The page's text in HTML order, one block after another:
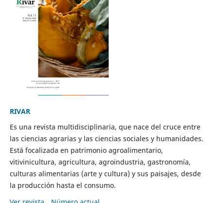
RIVAR
Es una revista multidisciplinaria, que nace del cruce entre
las ciencias agrarias y las ciencias sociales y humanidades.
Está focalizada en patrimonio agroalimentario,
vitivinicultura, agricultura, agroindustria, gastronomía,
culturas alimentarias (arte y cultura) y sus paisajes, desde
la producción hasta el consumo.